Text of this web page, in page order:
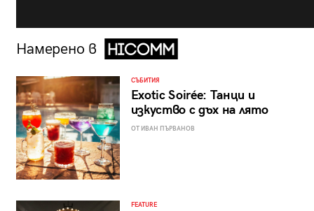
Намерено в
СЪБИТИЯ
Exotic Soirée: Танци и
изкуство с дъх на лято
ОТ ИВАН ПЪРВАНОВ
FEATURE